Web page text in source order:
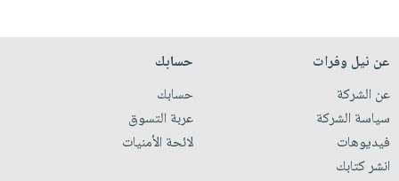
عن نيل وفرات
عن الشركة
سياسة الشركة
فيديوهات
انشر كتابك
حسابك
حسابك
عربة التسوق
لائحة الأمنيات